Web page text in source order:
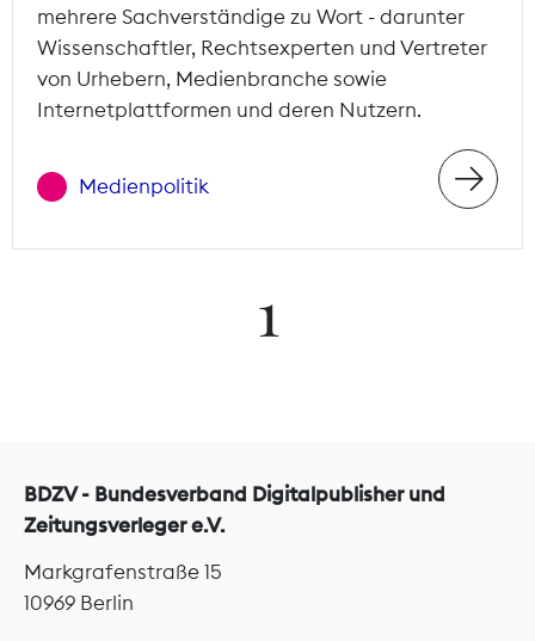
mehrere Sachverständige zu Wort - darunter
Wissenschaftler, Rechtsexperten und Vertreter
von Urhebern, Medienbranche sowie
Internetplattformen und deren Nutzern.
Medienpolitik
1
BDZV - Bundesverband Digitalpublisher und
Zeitungsverleger e.V.
Markgrafenstraße 15
10969 Berlin